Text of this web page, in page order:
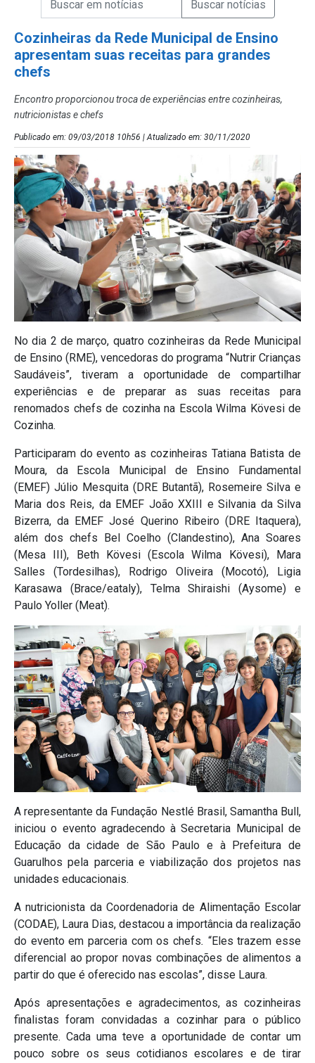
Cozinheiras da Rede Municipal de Ensino
apresentam suas receitas para grandes
chefs
Encontro proporcionou troca de experiências entre cozinheiras,
nutricionistas e chefs
Publicado em: 09/03/2018 10h56 | Atualizado em: 30/11/2020
No dia 2 de março, quatro cozinheiras da Rede Municipal
de Ensino (RME), vencedoras do programa “Nutrir Crianças
Saudáveis”, tiveram a oportunidade de compartilhar
experiências e de preparar as suas receitas para
renomados chefs de cozinha na Escola Wilma Kövesi de
Cozinha.
Participaram do evento as cozinheiras Tatiana Batista de
Moura, da Escola Municipal de Ensino Fundamental
(EMEF) Júlio Mesquita (DRE Butantã), Rosemeire Silva e
Maria dos Reis, da EMEF João XXIII e Silvania da Silva
Bizerra, da EMEF José Querino Ribeiro (DRE Itaquera),
além dos chefs Bel Coelho (Clandestino), Ana Soares
(Mesa III), Beth Kövesi (Escola Wilma Kövesi), Mara
Salles (Tordesilhas), Rodrigo Oliveira (Mocotó), Ligia
Karasawa (Brace/eataly), Telma Shiraishi (Aysome) e
Paulo Yoller (Meat).
A representante da Fundação Nestlé Brasil, Samantha Bull,
iniciou o evento agradecendo à Secretaria Municipal de
Educação da cidade de São Paulo e à Prefeitura de
Guarulhos pela parceria e viabilização dos projetos nas
unidades educacionais.
A nutricionista da Coordenadoria de Alimentação Escolar
(CODAE), Laura Dias, destacou a importância da realização
do evento em parceria com os chefs. “Eles trazem esse
diferencial ao propor novas combinações de alimentos a
partir do que é oferecido nas escolas”, disse Laura.
Após apresentações e agradecimentos, as cozinheiras
finalistas foram convidadas a cozinhar para o público
presente. Cada uma teve a oportunidade de contar um
pouco sobre os seus cotidianos escolares e de tirar